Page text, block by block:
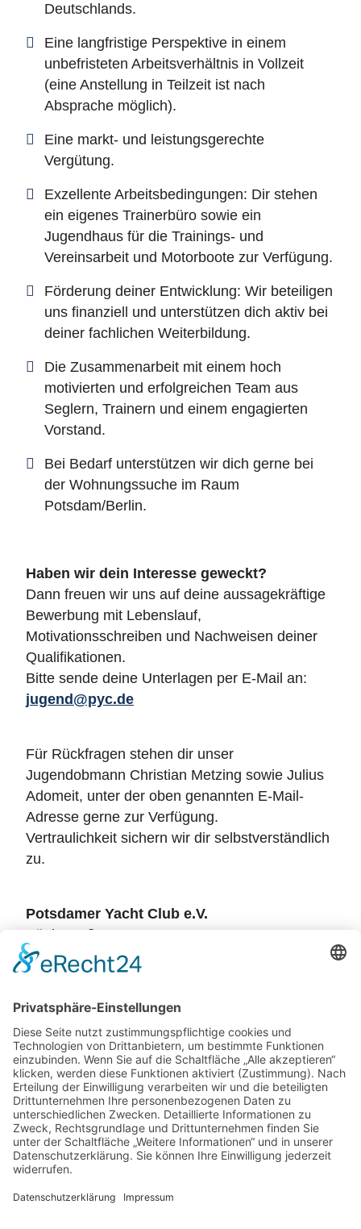
Deutschlands.
Eine langfristige Perspektive in einem
unbefristeten Arbeitsverhältnis in Vollzeit
(eine Anstellung in Teilzeit ist nach
Absprache möglich).
Eine markt- und leistungsgerechte
Vergütung.
Exzellente Arbeitsbedingungen: Dir stehen
ein eigenes Trainerbüro sowie ein
Jugendhaus für die Trainings- und
Vereinsarbeit und Motorboote zur Verfügung.
Förderung deiner Entwicklung: Wir beteiligen
uns finanziell und unterstützen dich aktiv bei
deiner fachlichen Weiterbildung.
Die Zusammenarbeit mit einem hoch
motivierten und erfolgreichen Team aus
Seglern, Trainern und einem engagierten
Vorstand.
Bei Bedarf unterstützen wir dich gerne bei
der Wohnungssuche im Raum
Potsdam/Berlin.
Haben wir dein Interesse geweckt?
Dann freuen wir uns auf deine aussagekräftige
Bewerbung mit Lebenslauf,
Motivationsschreiben und Nachweisen deiner
Qualifikationen.
Bitte sende deine Unterlagen per E-Mail an:
jugend@pyc.de
Für Rückfragen stehen dir unser
Jugendobmann Christian Metzing sowie Julius
Adomeit, unter der oben genannten E-Mail-
Adresse gerne zur Verfügung.
Vertraulichkeit sichern wir dir selbstverständlich
zu.
Potsdamer Yacht Club e.V.
Königstraße 3a
14109 Berlin
Potsdamer Yacht Club e. V.
14109 Berlin